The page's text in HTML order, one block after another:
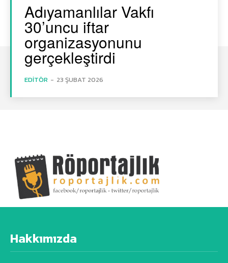
Adıyamanlılar Vakfı
30’uncu iftar
organizasyonunu
gerçekleştirdi
EDITÖR - 23 ŞUBAT 2026
Hakkımızda